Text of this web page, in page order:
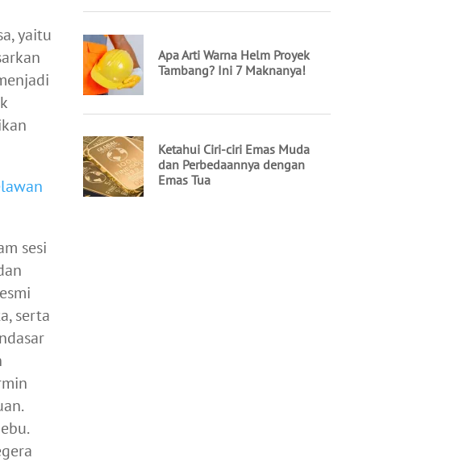
yaitu
sesi
serta